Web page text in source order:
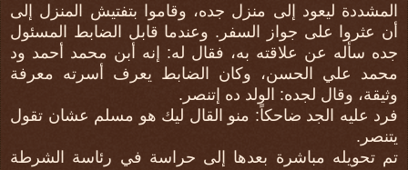
المشددة ليعود إلى منزل جده، وقاموا بتفتيش المنزل إلى
أن عثروا على جواز السفر. وعندما قابل الضابط المسئول
جده سأله عن علاقته به، فقال له: إنه أبن محمد أحمد ود
محمد علي الحسن، وكان الضابط يعرف أسرته معرفة
وثيقة، وقال لجده: الولد ده إتنصر.
فرد عليه الجد ضاحكاً: منو القال ليك هو مسلم عشان تقول
يتنصر.
تم تحويله مباشرة بعدها إلى حراسة في رئاسة الشرطة